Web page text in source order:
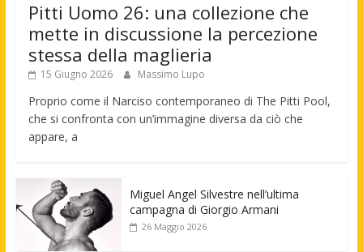
Pitti Uomo 26: una collezione che
mette in discussione la percezione
stessa della maglieria
15 Giugno 2026 Massimo Lupo
Proprio come il Narciso contemporaneo di The Pitti Pool,
che si confronta con un’immagine diversa da ciò che
appare, a
Miguel Angel Silvestre nell’ultima
campagna di Giorgio Armani
26 Maggio 2026